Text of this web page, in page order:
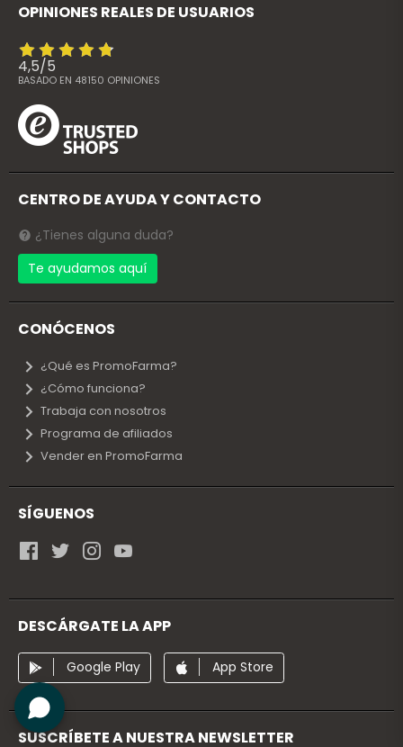
OPINIONES REALES DE USUARIOS
4,5/5
BASADO EN 48150 OPINIONES
CENTRO DE AYUDA Y CONTACTO
¿Tienes alguna duda?
Te ayudamos aquí
CONÓCENOS
¿Qué es PromoFarma?
¿Cómo funciona?
Trabaja con nosotros
Programa de afiliados
Vender en PromoFarma
SÍGUENOS
DESCÁRGATE LA APP
Google Play App Store
SUSCRÍBETE A NUESTRA NEWSLETTER